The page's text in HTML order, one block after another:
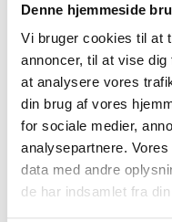
Denne hjemmeside
Vi bruger cookies til at
annoncer, til at vise
at analysere vores
din brug af vores
for sociale medier,
analysepartnere.
data med andre
de har indsamlet fra
Faste
*Gælder
Stort
Vi
cremer,
Læs